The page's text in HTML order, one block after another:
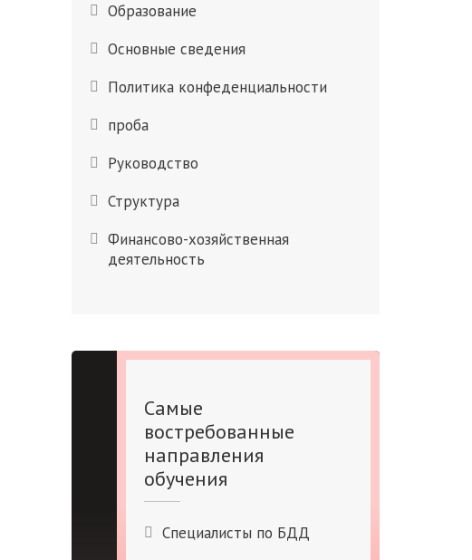
Образование
Основные сведения
Политика конфеденциальности
проба
Руководство
Структура
Финансово-хозяйственная
деятельность
Самые
востребованные
направления
обучения
Специалисты по БДД